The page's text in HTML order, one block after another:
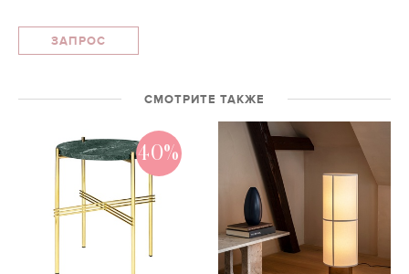
ЗАПРОС
СМОТРИТЕ ТАКЖЕ
40%